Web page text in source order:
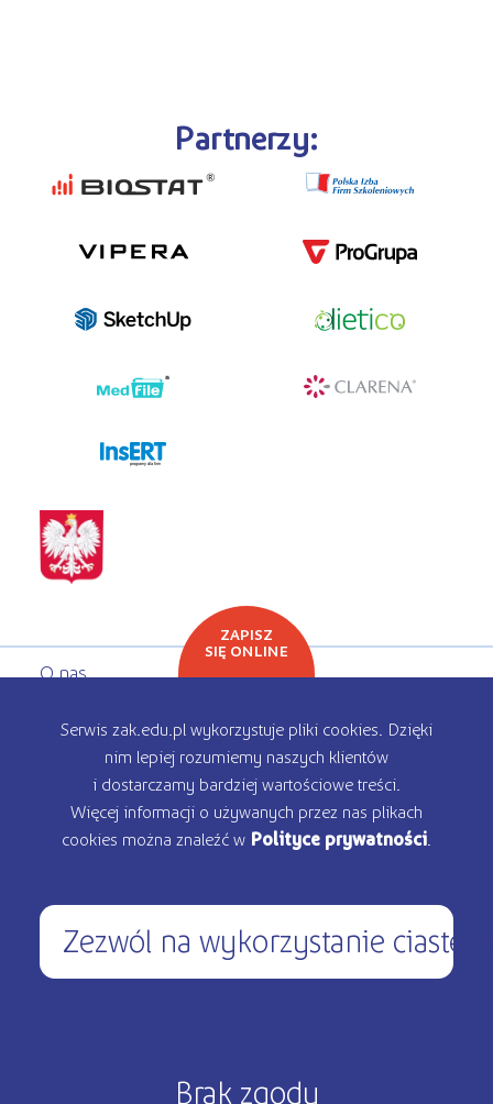
Partnerzy:
programy dla firm
O nas
Oferta edukacyjna
Rekrutacja
Kontakt
ZAPISZ
SIĘ ONLINE
Serwis zak.edu.pl wykorzystuje pliki cookies. Dzięki
nim lepiej rozumiemy naszych klientów
i dostarczamy bardziej wartościowe treści.
Więcej informacji o używanych przez nas plikach
cookies można znaleźć w Polityce prywatności
Zezwól na wykorzystanie
Brak zgody